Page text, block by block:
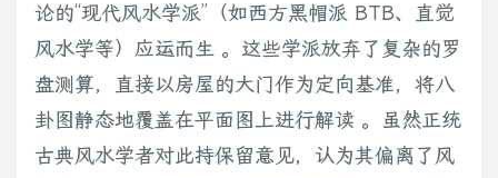
论的“现代风水学派”（如西方黑帽派 BTB、直觉
风水学等）应运而生 。这些学派放弃了复杂的罗
盘测算，直接以房屋的大门作为定向基准，将八
卦图静态地覆盖在平面图上进行解读 。虽然正统
古典风水学者对此持保留意见，认为其偏离了风